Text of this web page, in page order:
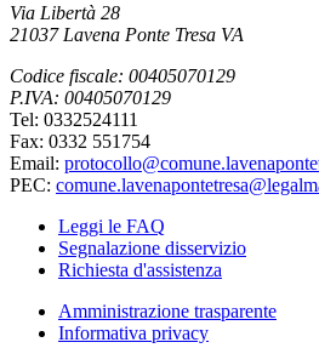
Via Libertà 28
21037 Lavena Ponte Tresa VA
Codice fiscale: 00405070129
P.IVA: 00405070129
Tel: 0332524111
Fax: 0332 551754
Email:
PEC:
Leggi le FAQ
Segnalazione disservizio
Richiesta d'assistenza
Amministrazione trasparente
Informativa privacy